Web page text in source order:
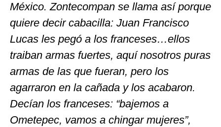
México. Zontecompan se llama así porque
quiere decir cabacilla: Juan Francisco
Lucas les pegó a los franceses…ellos
traiban armas fuertes, aquí nosotros puras
armas de las que fueran, pero los
agarraron en la cañada y los acabaron.
Decían los franceses: “bajemos a
Ometepec, vamos a chingar mujeres”,